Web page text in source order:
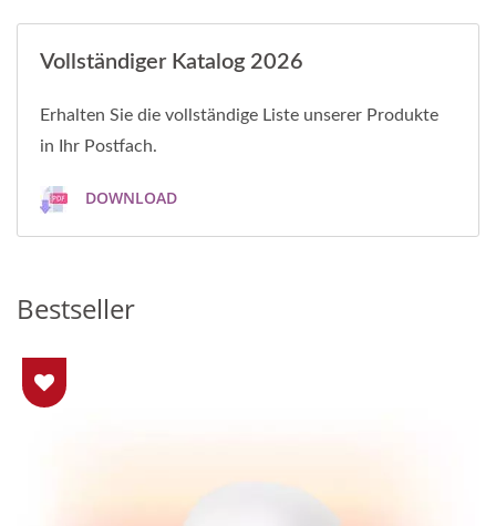
Vollständiger Katalog 2026
Erhalten Sie die vollständige Liste unserer Produkte
in Ihr Postfach.
DOWNLOAD
Bestseller